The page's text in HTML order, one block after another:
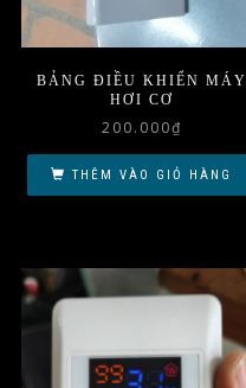
BẢNG ĐIỀU KHIỂN MÁY
HƠI CƠ
200.000₫
THÊM VÀO GIỎ HÀNG